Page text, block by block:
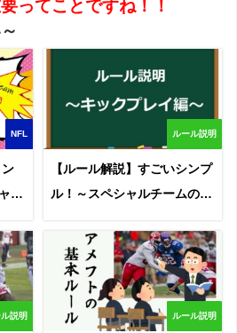
ってことですね！！
NFL
ル
ルール説明
【ルール解説】すごいシンプ
ル！～スペシャルチームのル
説明 ルール説明